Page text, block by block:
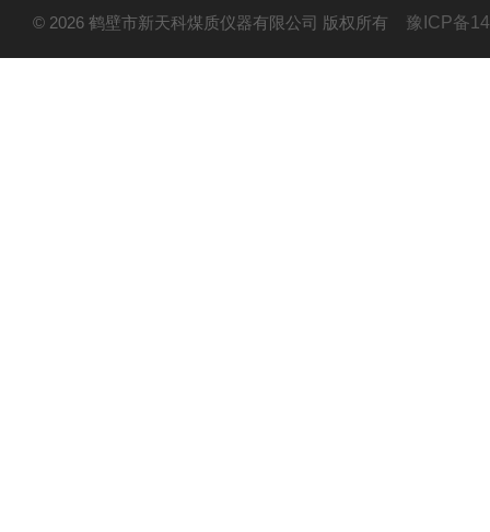
© 2026 鹤壁市新天科煤质仪器有限公司 版权所有 豫ICP备